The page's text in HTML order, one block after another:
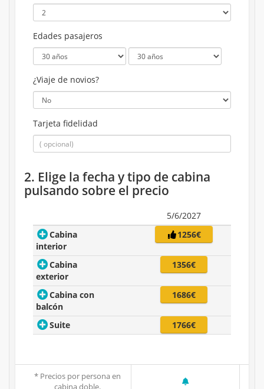
Edades pasajeros
¿Viaje de novios?
Tarjeta fidelidad
2. Elige la fecha y tipo de cabina
pulsando sobre el precio
5/6/2027
Cabina
interior
1256€
Cabina
exterior
1356€
Cabina con
balcón
1686€
Suite 1766€
* Precios por persona en
cabina doble.